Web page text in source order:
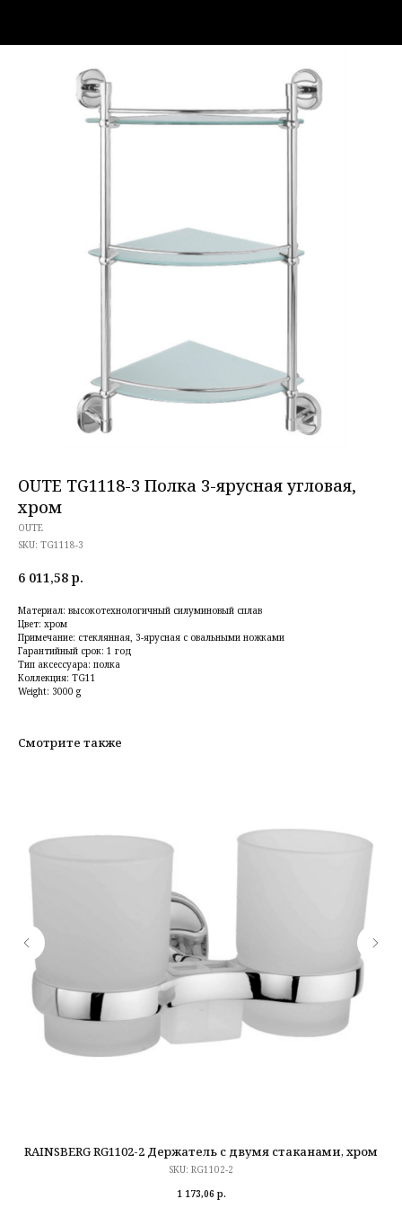
OUTE TG1118-3 Полка 3-ярусная угловая,
хром
OUTE
SKU: TG1118-3
6 011,58 р.
Материал: высокотехнологичный силуминовый сплав
Цвет: хром
Примечание: стеклянная, 3-ярусная с овальными ножками
Гарантийный срок: 1 год
Тип аксессуара: полка
Коллекция: TG11
Weight: 3000 g
Смотрите также
RAINSBERG RG1102-2 Держатель с двумя стаканами, хром
SKU: RG1102-2
1 173,06 р.